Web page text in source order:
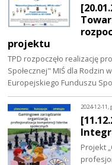
projektu
TPD rozpoczęło realizację
Społecznej" MIŚ dla Rodzin
Europejskiego Funduszu
2024-12-11,
Projekt